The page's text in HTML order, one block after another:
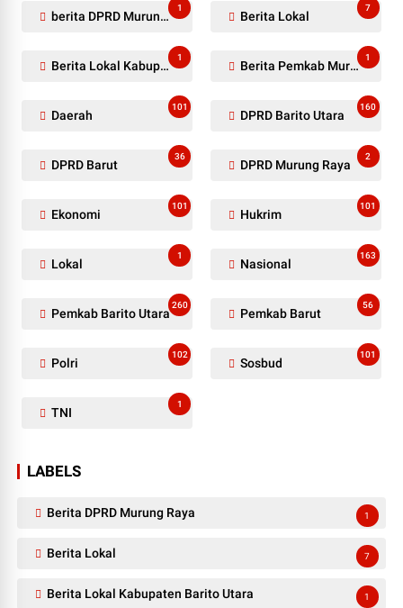
berita DPRD Murung Raya
1
Berita Lokal
7
Berita Lokal Kabupaten Barito Utara
1
Berita Pemkab Murung Raya
1
Daerah
101
DPRD Barito Utara
160
DPRD Barut
36
DPRD Murung Raya
2
Ekonomi
101
Hukrim
101
Lokal
1
Nasional
163
Pemkab Barito Utara
260
Pemkab Barut
56
Polri
102
Sosbud
101
TNI
1
LABELS
Berita DPRD Murung Raya 1
Berita Lokal 7
Berita Lokal Kabupaten Barito Utara 1